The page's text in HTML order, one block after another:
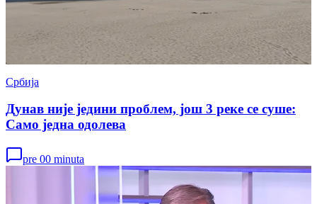
Србија
Дунав није једини проблем, још 3 реке се суше:
Само једна одолева
pre 00 minuta